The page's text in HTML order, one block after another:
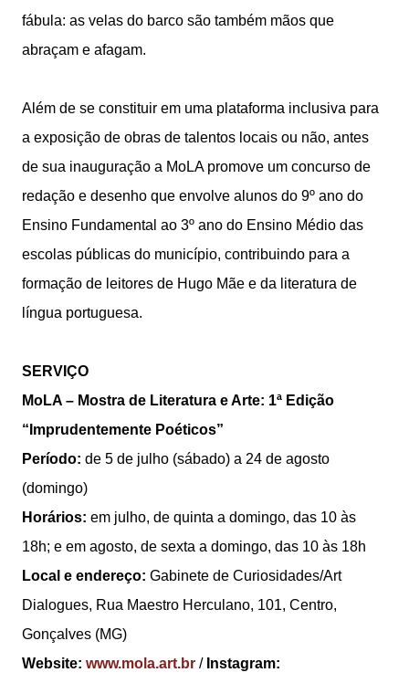
fábula: as velas do barco são também mãos que
abraçam e afagam.
Além de se constituir em uma plataforma inclusiva para
a exposição de obras de talentos locais ou não, antes
de sua inauguração a MoLA promove um concurso de
redação e desenho que envolve alunos do 9º ano do
Ensino Fundamental ao 3º ano do Ensino Médio das
escolas públicas do município, contribuindo para a
formação de leitores de Hugo Mãe e da literatura de
língua portuguesa.
SERVIÇO
MoLA – Mostra de Literatura e Arte: 1ª Edição
“Imprudentemente Poéticos”
Período: de 5 de julho (sábado) a 24 de agosto
(domingo)
Horários: em julho, de quinta a domingo, das 10 às
18h; e em agosto, de sexta a domingo, das 10 às 18h
Local e endereço: Gabinete de Curiosidades/Art
Dialogues, Rua Maestro Herculano, 101, Centro,
Gonçalves (MG)
Website: www.mola.art.br /Instagram: